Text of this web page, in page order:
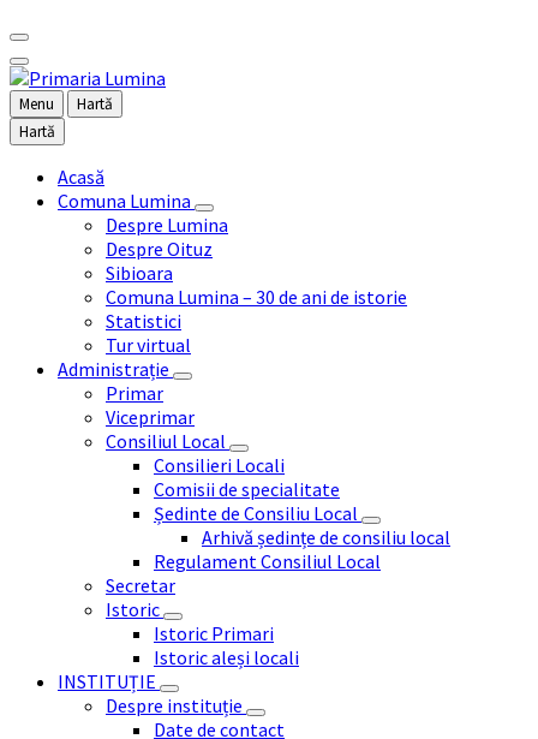
Menu
Hartă
Hartă
Acasă
Comuna Lumina
Despre Lumina
Despre Oituz
Sibioara
Comuna Lumina – 30 de ani de istorie
Statistici
Tur virtual
Administrație
Primar
Viceprimar
Consiliul Local
Consilieri Locali
Comisii de specialitate
Ședinte de Consiliu Local
Arhivă ședințe de consiliu local
Regulament Consiliul Local
Secretar
Istoric
Istoric Primari
Istoric aleși locali
INSTITUȚIE
Despre instituție
Date de contact